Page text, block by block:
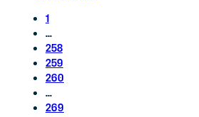
1
...
258
259
260
...
269